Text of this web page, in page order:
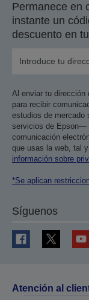
Permanece en
instante un
descuento en
Al enviar tu dirección
para recibir
estudios de mercado
servicios de Epson—
comunicación
que usas la web, tal
información sobre
*Se aplican
Síguenos
Atención al